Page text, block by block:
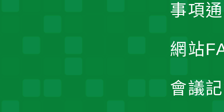
事項
網站
會議